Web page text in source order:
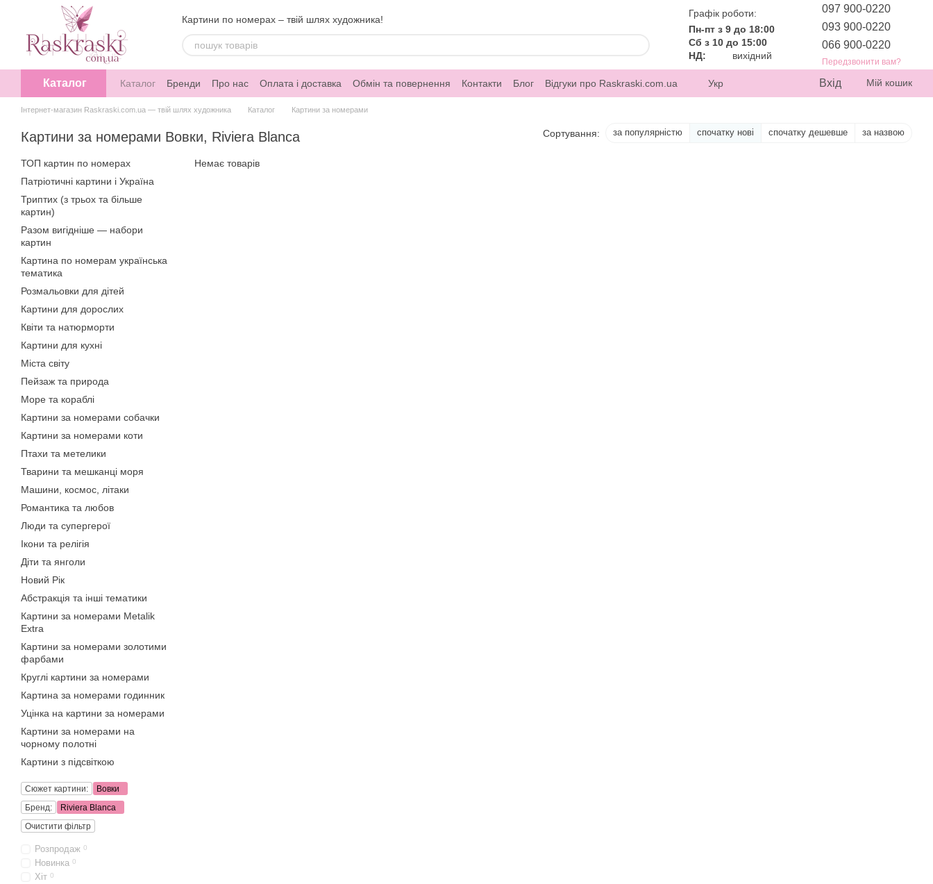
Перейти до основного контенту
Картини по номерах – твій шлях художника!
Графік роботи:
Пн-пт з 9 до 18:00
Сб з 10 до 15:00
НД:
вихідний
097 900-0220
093 900-0220
066 900-0220
Передзвонити вам?
Каталог Каталог Бренди Про нас Оплата і доставка Обмін та повернення Контакти Блог Відгуки про Raskraski.com.ua Укр Вхід Мій кошик
Інтернет-магазин Raskraski.com.ua — твій шлях художника Каталог Картини за номерами
Картини за номерами Вовки, Riviera Blanca Сортування: за популярністю спочатку нові спочатку дешевше за назвою
Немає товарів
ТОП картин по номерах
Патріотичні картини і Україна
Триптих (з трьох та більше
картин)
Разом вигідніше — набори
картин
Картина по номерам українська
тематика
Розмальовки для дітей
Картини для дорослих
Квіти та натюрморти
Картини для кухні
Міста світу
Пейзаж та природа
Море та кораблі
Картини за номерами собачки
Картини за номерами коти
Птахи та метелики
Тварини та мешканці моря
Машини, космос, літаки
Романтика та любов
Люди та супергерої
Ікони та релігія
Діти та янголи
Новий Рік
Абстракція та інші тематики
Картини за номерами Metalik
Extra
Картини за номерами золотими
фарбами
Круглі картини за номерами
Картина за номерами годинник
Уцінка на картини за номерами
Картини за номерами на
чорному полотні
Картини з підсвіткою
Сюжет картини:
Вовки
Бренд:
Riviera Blanca
Очистити фільтр
Розпродаж 0
Новинка 0
Хіт 0